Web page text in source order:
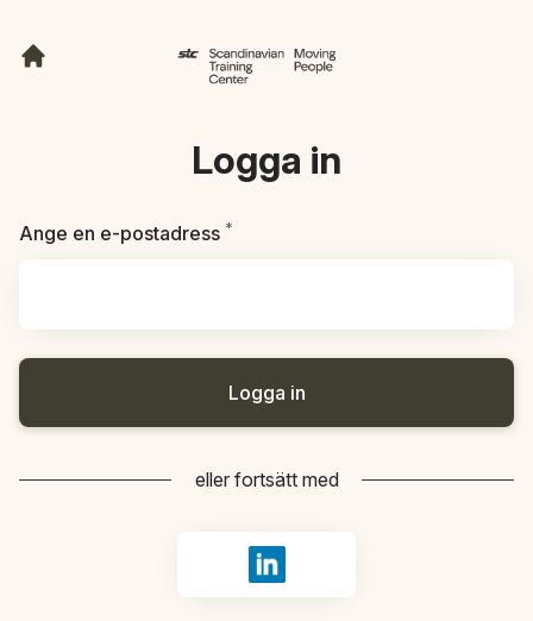
Logga in
Ange en e-postadress *
Logga in
eller fortsätt med
Logga in med LinkedIn